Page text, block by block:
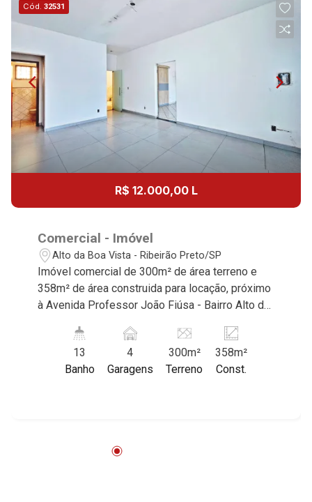
Cód.32531
R$ 12.000,00 L
Comercial - Imóvel
Alto da Boa Vista - Ribeirão Preto/SP
Imóvel comercial de 300m² de área terreno e
358m² de área construida para locação, próximo
à Avenida Professor João Fiúsa - Bairro Alto da
características deste imóvel que a Martinelli
Imobiliária selecionou para você: - 300m² de
área terreno e 358m² de área construida -
absoluta no mercado imobiliário de Ribeirão
13
Banho
4
Garagens
300m²
Terreno
358m²
Const.